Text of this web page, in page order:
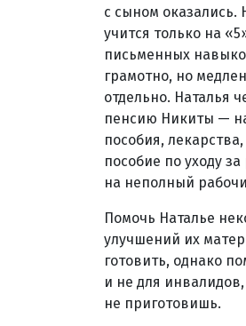
с сыном
учится только на
письменных
грамотно, но
отдельно. Наталья
пенсию Никиты —
пособия,
пособие по уходу
на неполный
Помочь Наталье
улучшений их
готовить, однако
и не для
не приготовишь.